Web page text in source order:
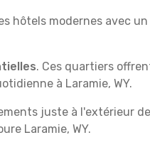
hôtels modernes avec
. Ces quartiers
à Laramie, WY.
juste à l'extérieur
Laramie, WY.